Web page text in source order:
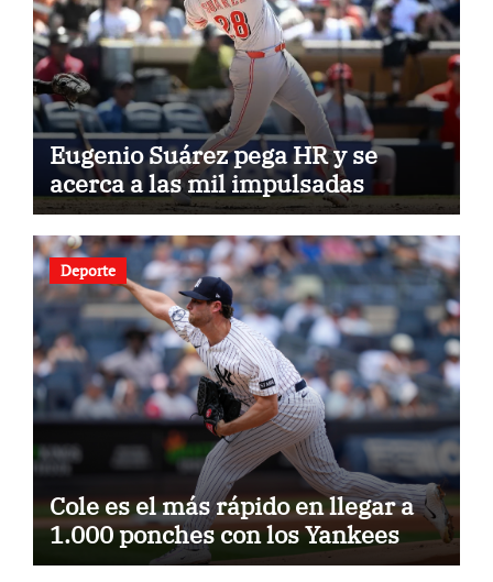
Eugenio Suárez pega HR y se
acerca a las mil impulsadas
Deporte
Cole es el más rápido en llegar a
1.000 ponches con los Yankees